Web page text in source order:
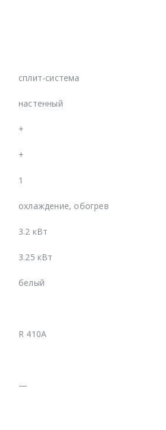
сплит-система
настенный
+
+
1
охлаждение, обогрев
3.2 кВт
3.25 кВт
белый
R 410A
—